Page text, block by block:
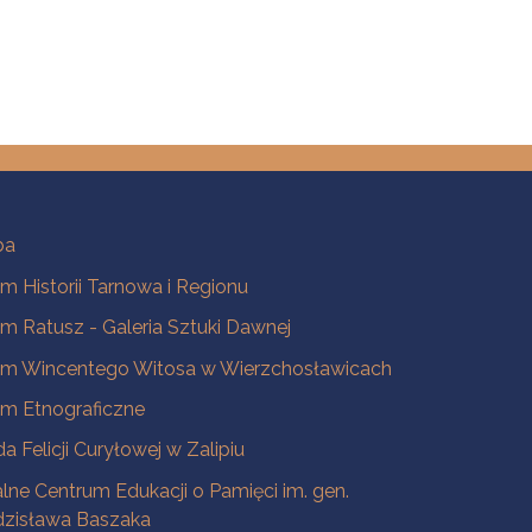
Historii Tarnowa i Regionu
Ratusz - Galeria Sztuki Dawnej
Wincentego Witosa w Wierzchosławicach
Etnograficzne
Felicji Curyłowej w Zalipiu
Centrum Edukacji o Pamięci im. gen.
Baszaka